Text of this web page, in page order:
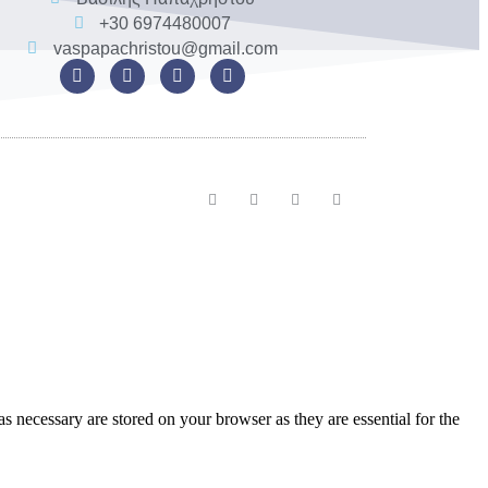
+30 6974480007
vaspapachristou@gmail.com
are stored on your browser as they are essential for the